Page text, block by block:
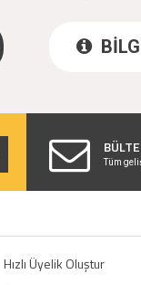
Tüm
Hızlı Üyelik Oluştur